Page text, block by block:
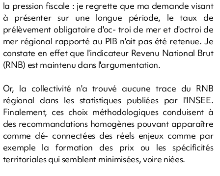
la pression fiscale : je regrette que ma demande visant
à présenter sur une longue période, le taux de
prélèvement obligatoire d'oc- troi de mer et d'octroi de
mer régional rapporté au PIB n'ait pas été retenue. Je
constate en effet que l'indicateur Revenu National Brut
(RNB) est maintenu dans l'argumentation.
Or, la collectivité n'a trouvé aucune trace du RNB
régional dans les statistiques publiées par l'INSEE.
Finalement, ces choix méthodologiques conduisent à
des recommandations homogènes pouvant apparaître
comme dé- connectées des réels enjeux comme par
exemple la formation des prix ou les spécificités
territoriales qui semblent minimisées, voire niées.